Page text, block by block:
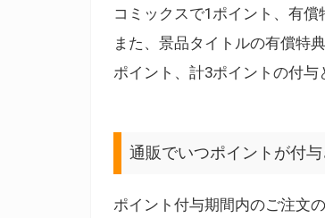
コミックスで1ポイント、有償
また、景品タイトルの有償特
ポイント、計3ポイントの付与
通販でいつポイントが付
ポイント付与期間内のご注文